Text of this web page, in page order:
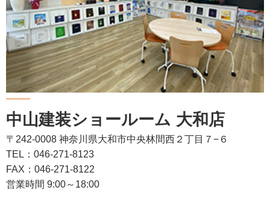
中山建装ショールーム 大和店
〒242-0008 神奈川県大和市中央林間西２丁目７−６
TEL：046-271-8123
FAX：046-271-8122
営業時間 9:00～18:00